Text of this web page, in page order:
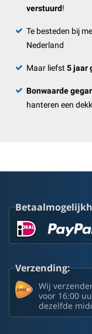
verstuurd!
Te besteden bij
Nederland
Maar liefst 5 jaar
Bonwaarde
hanteren een
Verzending:
Wij
voor 16:00
dezelfde